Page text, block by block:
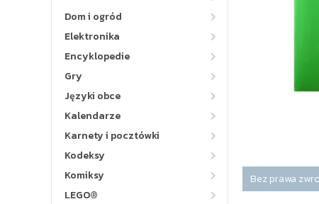
Dom i ogród
Elektronika
Encyklopedie
Gry
Języki obce
Kalendarze
Karnety i pocztówki
Kodeksy
Komiksy
LEGO®
Bez prawa